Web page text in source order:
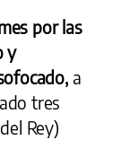
por las
y
a
tres
Rey)